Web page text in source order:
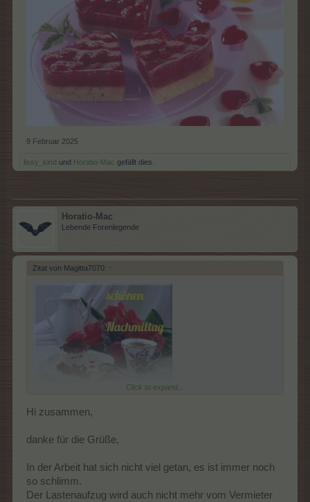
9 Februar 2025
lissy_kind und Horatio-Mac gefällt dies.
Horatio-Mac
Lebende Forenlegende
Zitat von Magitta7070: ↑
@Frau_Schmitt
Lasse noch liebe Grüße an
Click to expand...
Hi zusammen,
danke für die Grüße,
In der Arbeit hat sich nicht viel getan, es ist immer noch
so schlimm.
Der Lastenaufzug wird auch nicht mehr vom Vermieter